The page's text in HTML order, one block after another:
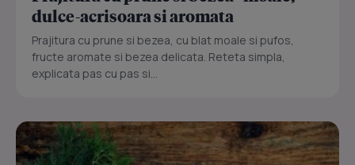
dulce-acrisoara si aromata
Prajitura cu prune si bezea, cu blat moale si pufos,
fructe aromate si bezea delicata. Reteta simpla,
explicata pas cu pas si...